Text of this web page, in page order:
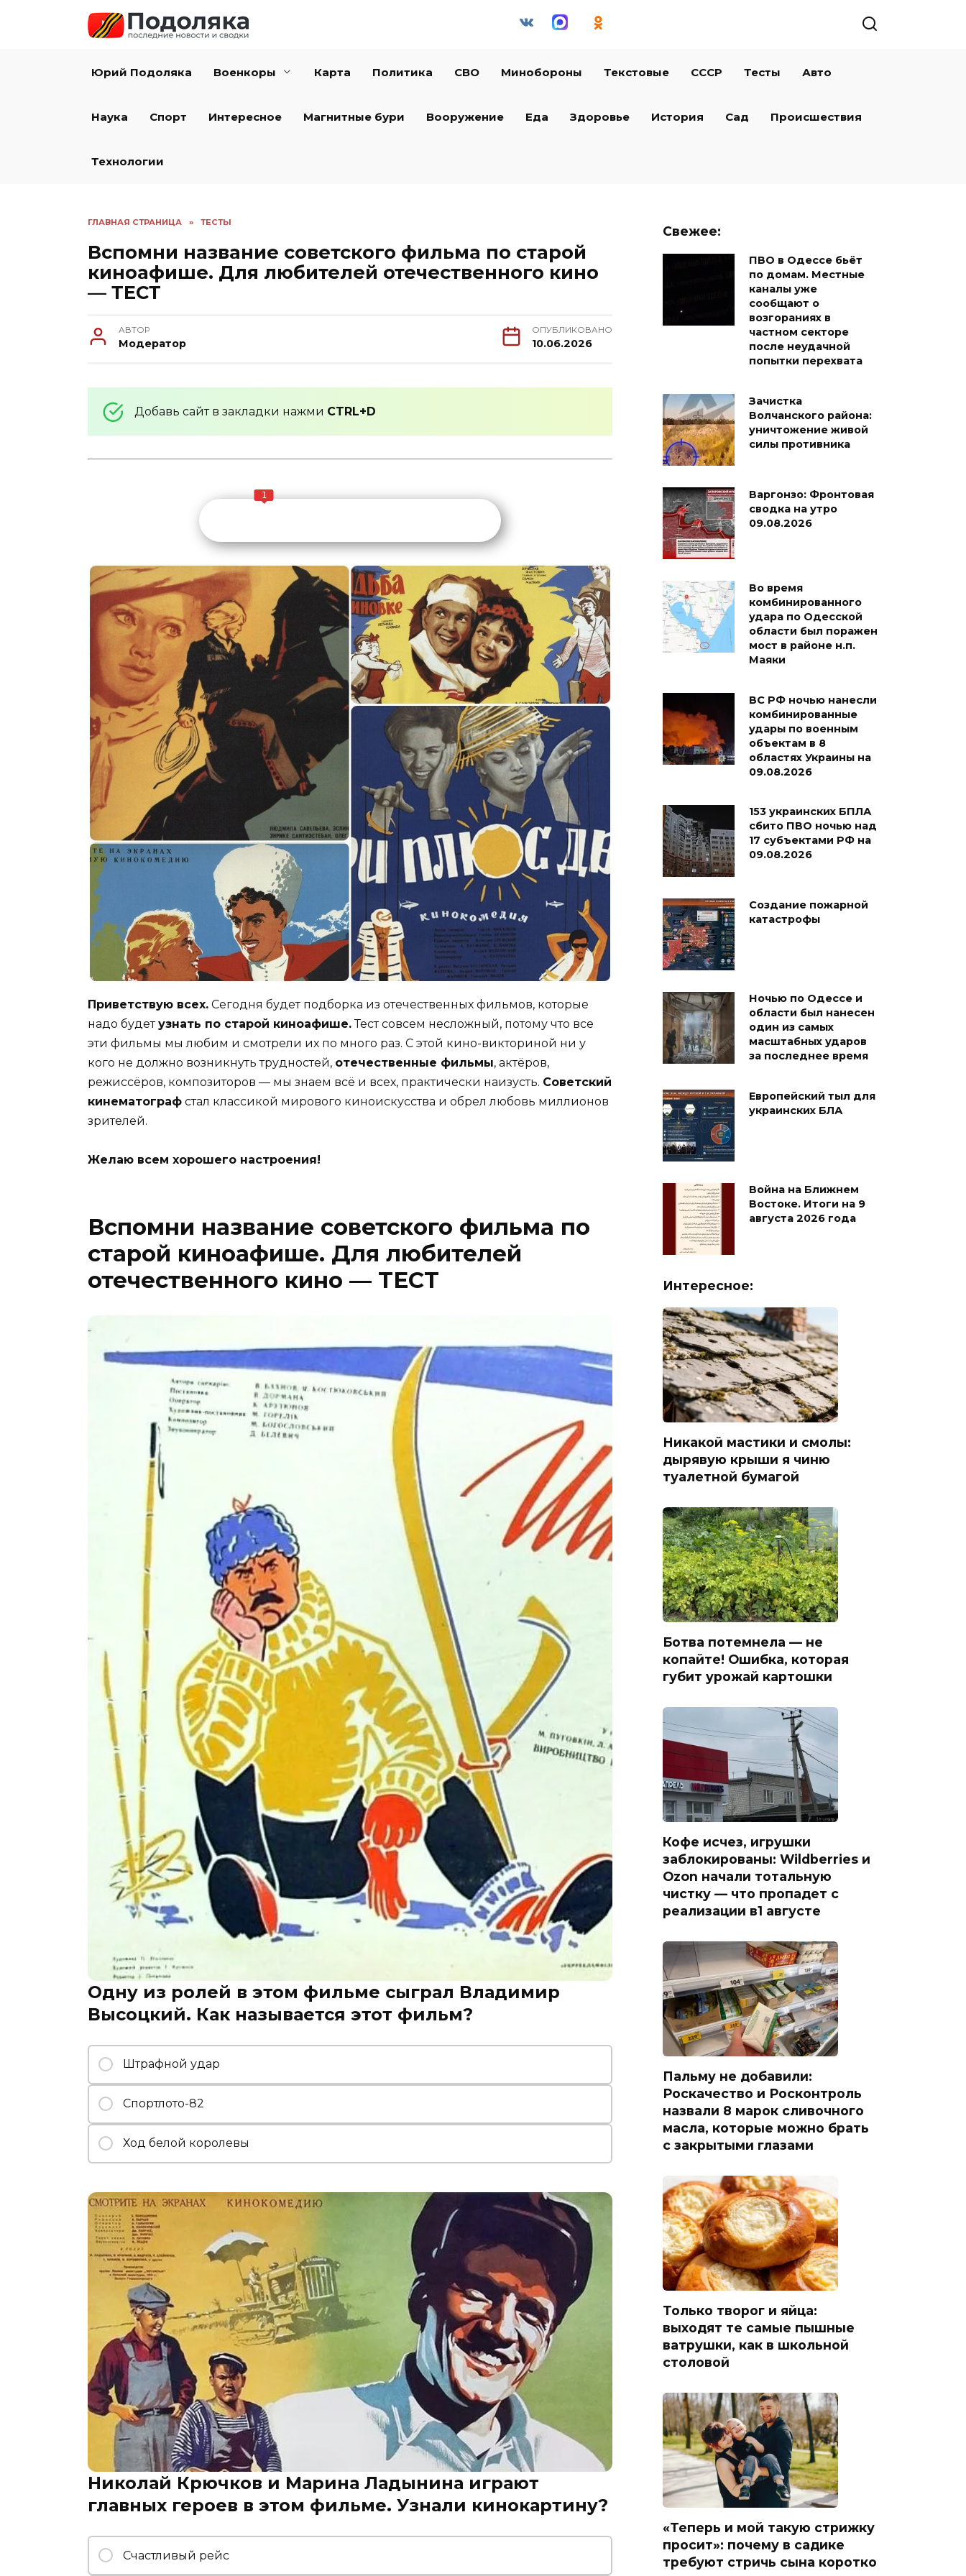
Юрий Подоляка Военкоры Карта Политика СВО Минобороны Текстовые СССР Тесты Авто
Наука Спорт Интересное Магнитные бури Вооружение Еда Здоровье История Сад Происшествия
Технологии
ГЛАВНАЯ СТРАНИЦА » ТЕСТЫ
Вспомни название советского фильма по старой
киноафише. Для любителей отечественного кино
— ТЕСТ
АВТОР
Модератор
ОПУБЛИКОВАНО
10.06.2026
Добавь сайт в закладки нажми CTRL+D
1
Приветствую всех. Сегодня будет подборка из отечественных фильмов, которые
надо будетузнать по старой киноафише.Тест совсем несложный, потому что все
эти фильмы мы любим и смотрели их по много раз. С этой кино-викториной ни у
кого не должно возникнуть трудностей, отечественные фильмы, актёров,
режиссёров, композиторов — мы знаем всё и всех, практически наизусть. Советский
кинематограф стал классикой мирового киноискусства и обрел любовь миллионов
зрителей.
Желаю всем хорошего настроения!
Вспомни название советского фильма по
старой киноафише. Для любителей
отечественного кино — ТЕСТ
Одну из ролей в этом фильме сыграл Владимир
Высоцкий. Как называется этот фильм?
Штрафной удар
Спортлото-82
Ход белой королевы
Николай Крючков и Марина Ладынина играют
главных героев в этом фильме. Узнали кинокартину?
Счастливый рейс
Свежее:
ПВО в Одессе бьёт
по домам. Местные
каналы уже
сообщают о
возгораниях в
частном секторе
после неудачной
попытки перехвата
Зачистка
Волчанского района:
уничтожение живой
силы противника
Варгонзо: Фронтовая
сводка на утро
09.08.2026
Во время
комбинированного
удара по Одесской
области был поражен
мост в районе н.п.
Маяки
ВС РФ ночью нанесли
комбинированные
удары по военным
объектам в 8
областях Украины на
09.08.2026
153 украинских БПЛА
сбито ПВО ночью над
17 субъектами РФ на
09.08.2026
Создание пожарной
катастрофы
Ночью по Одессе и
области был нанесен
один из самых
масштабных ударов
за последнее время
Европейский тыл для
украинских БЛА
Война на Ближнем
Востоке. Итоги на 9
августа 2026 года
Интересное:
Никакой мастики и смолы:
дырявую крыши я чиню
туалетной бумагой
Ботва потемнела — не
копайте! Ошибка, которая
губит урожай картошки
Кофе исчез, игрушки
заблокированы: Wildberries и
Ozon начали тотальную
чистку — что пропадет с
реализации в1 августе
Пальму не добавили:
Роскачество и Росконтроль
назвали 8 марок сливочного
масла, которые можно брать
с закрытыми глазами
Только творог и яйца:
выходят те самые пышные
ватрушки, как в школьной
столовой
«Теперь и мой такую стрижку
просит»: почему в садике
требуют стричь сына коротко